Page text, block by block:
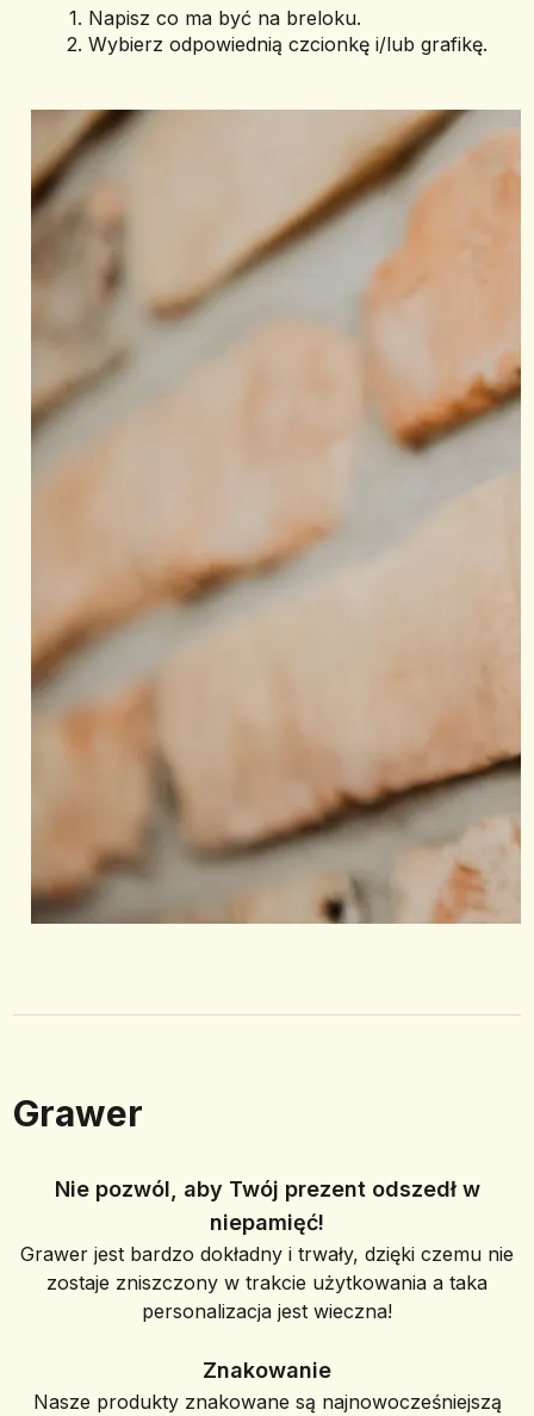
Napisz co ma być na breloku.
Wybierz odpowiednią czcionkę i/lub grafikę.
Grawer
Nie pozwól, aby Twój prezent odszedł w
niepamięć!
Grawer jest bardzo dokładny i trwały, dzięki czemu nie
zostaje zniszczony w trakcie użytkowania a taka
personalizacja jest wieczna!
Znakowanie
Nasze produkty znakowane są najnowocześniejszą